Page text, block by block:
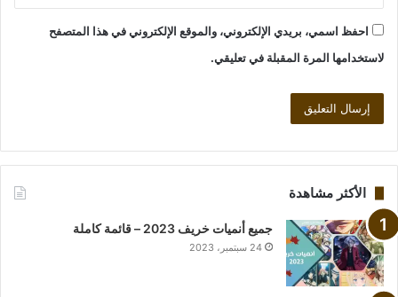
احفظ اسمي، بريدي الإلكتروني، والموقع الإلكتروني في هذا المتصفح
لاستخدامها المرة المقبلة في تعليقي.
الأكثر مشاهدة
جميع أنميات خريف 2023 – قائمة كاملة
24 سبتمبر، 2023